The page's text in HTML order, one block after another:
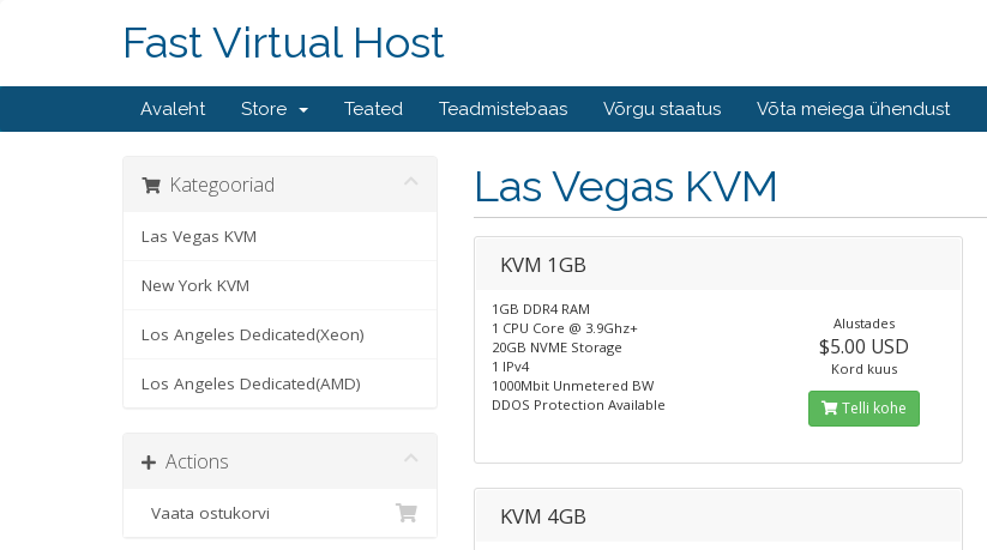
Fast Virtual Host
Avaleht Store Teated Teadmistebaas Võrgu staatus Võta meiega ühendust
Kategooriad
Las Vegas KVM
New York KVM
Los Angeles Dedicated(Xeon)
Los Angeles Dedicated(AMD)
Actions
Vaata ostukorvi
Las Vegas KVM
KVM 1GB
1GB DDR4 RAM
1 CPU Core @ 3.9Ghz+
20GB NVME Storage
1 IPv4
1000Mbit Unmetered BW
DDOS Protection Available
Alustades
$5.00 USD
Kord kuus
Telli kohe
KVM 4GB